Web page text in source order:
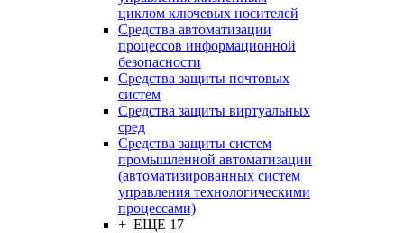
циклом ключевых носителей
Средства автоматизации
процессов информационной
безопасности
Средства защиты почтовых
систем
Средства защиты виртуальных
сред
Средства защиты систем
промышленной автоматизации
(автоматизированных систем
управления технологическими
процессами)
+ ЕЩЕ 17